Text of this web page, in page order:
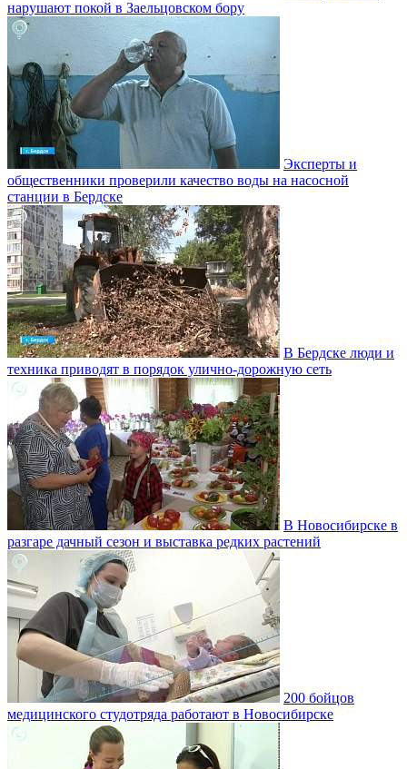
нарушают покой в Заельцовском бору
Эксперты и
общественники проверили качество воды на насосной
станции в Бердске
В Бердске люди и
техника приводят в порядок улично‑дорожную сеть
В Новосибирске в
разгаре дачный сезон и выставка редких растений
200 бойцов
медицинского студотряда работают в Новосибирске